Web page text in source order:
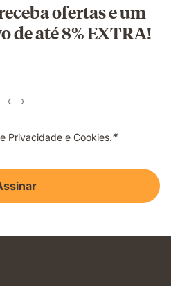
ofertas e um
de até 8% EXTRA!
Privacidade e Cookies.*